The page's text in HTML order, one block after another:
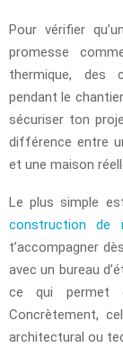
Pour vérifier
promesse
thermique, des
pendant le
sécuriser ton
différence entre
et une maison
Le plus simple
construction de
t’accompagner
avec un bureau
ce qui permet
Concrètement,
architectural ou